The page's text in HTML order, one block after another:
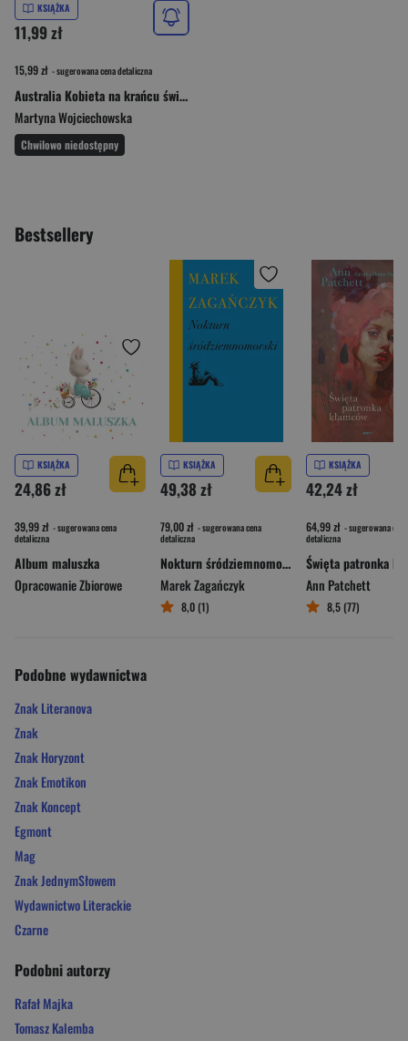
KSIĄŻKA
11,99 zł
15,99 zł - sugerowana cena detaliczna
Australia Kobieta na krańcu świata
Martyna Wojciechowska
Chwilowo niedostępny
Bestsellery
KSIĄŻKA
24,86 zł
39,99 zł - sugerowana cena
detaliczna
Album maluszka
Opracowanie Zbiorowe
KSIĄŻKA
49,38 zł
79,00 zł - sugerowana cena
detaliczna
Nokturn śródziemnomorski
Marek Zagańczyk
8,0 (1)
KSIĄŻKA
42,24 zł
64,99 zł - sugerowana cena
detaliczna
Ann Patchett
8,5 (77)
Podobne wydawnictwa
Znak Literanova
Znak
Znak Horyzont
Znak Emotikon
Znak Koncept
Egmont
Mag
Znak JednymSłowem
Wydawnictwo Literackie
Czarne
Podobni autorzy
Rafał Majka
Tomasz Kalemba